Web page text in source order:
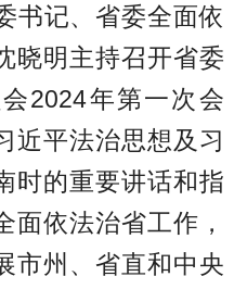
书记、省委全面依
晓明主持召开省委
2024年第一次会
近平法治思想及习
时的重要讲话和指
面依法治省工作，
市州、省直和中央